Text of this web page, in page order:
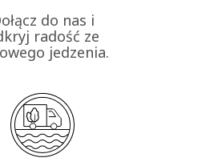
do nas i
radość ze
jedzenia.